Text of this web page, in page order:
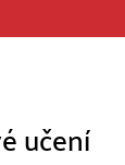
učení